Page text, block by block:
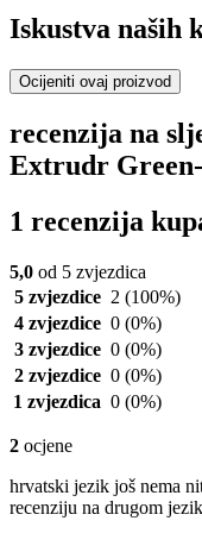
Iskustva naših
Ocijeniti ovaj proizvod
recenzija na
Extrudr
1 recenzija
5,0 od 5 zvjezdica
5 zvjezdice 2 (100%)
4 zvjezdice 0 (0%)
3 zvjezdice 0 (0%)
2 zvjezdice 0 (0%)
1 zvjezdica 0 (0%)
2 ocjene
hrvatski jezik još nema
recenziju na drugom